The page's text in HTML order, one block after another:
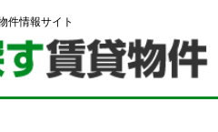
件情報サイト